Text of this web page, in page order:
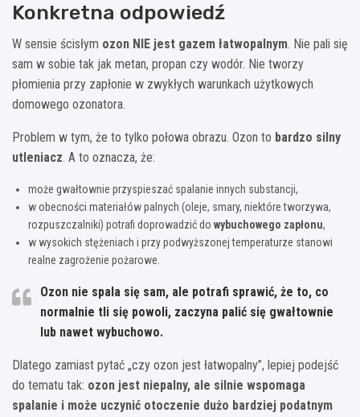
Konkretna odpowiedź
W sensie ścisłym ozon NIE jest gazem łatwopalnym. Nie pali się
sam w sobie tak jak metan, propan czy wodór. Nie tworzy
płomienia przy zapłonie w zwykłych warunkach użytkowych
domowego ozonatora.
Problem w tym, że to tylko połowa obrazu. Ozon to bardzo silny
utleniacz. A to oznacza, że:
może gwałtownie przyspieszać spalanie innych substancji,
w obecności materiałów palnych (oleje, smary, niektóre tworzywa,
rozpuszczalniki) potrafi doprowadzić do wybuchowego zapłonu,
w wysokich stężeniach i przy podwyższonej temperaturze stanowi
realne zagrożenie pożarowe.
Ozon nie spala się sam, ale potrafi sprawić, że to, co
normalnie tli się powoli, zaczyna palić się gwałtownie
lub nawet wybuchowo.
Dlatego zamiast pytać „czy ozon jest łatwopalny”, lepiej podejść
do tematu tak: ozon jest niepalny, ale silnie wspomaga
spalanie i może uczynić otoczenie dużo bardziej podatnym